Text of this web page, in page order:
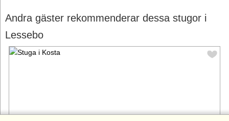
Andra gäster rekommenderar dessa stugor i
Lessebo